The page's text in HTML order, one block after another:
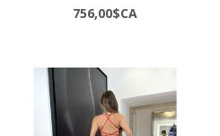
756,00$CA